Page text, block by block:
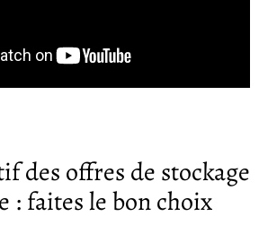
des offres de stockage
: faites le bon choix